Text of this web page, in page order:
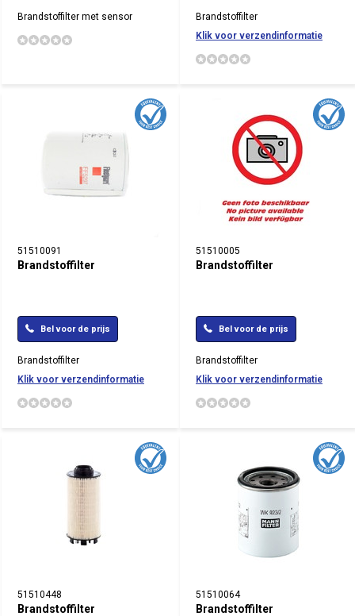
Brandstoffilter met sensor
Brandstoffilter
Klik voor verzendinformatie
51510091
Brandstoffilter
Bel voor de prijs
Brandstoffilter
Klik voor verzendinformatie
51510005
Brandstoffilter
Bel voor de prijs
Brandstoffilter
Klik voor verzendinformatie
51510448
Brandstoffilter
51510064
Brandstoffilter